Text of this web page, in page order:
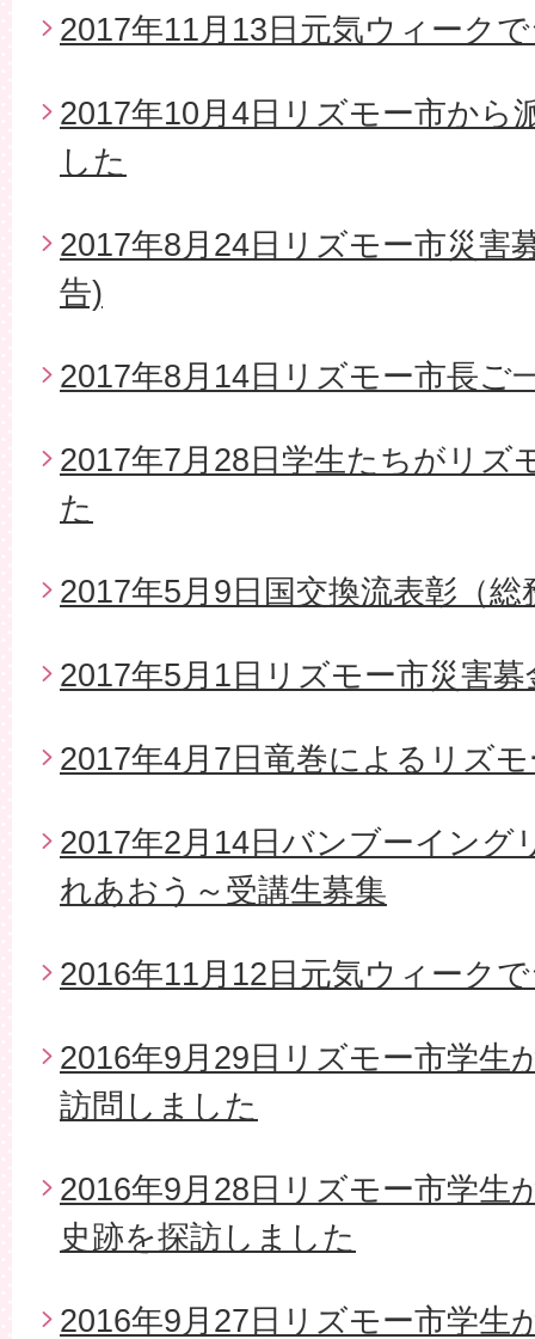
2017年11月13日元気ウィーク
2017年10月4日リズモー市から
した
2017年8月24日リズモー市災害
告)
2017年8月14日リズモー市長ご
2017年7月28日学生たちがリズ
た
2017年5月9日国交換流表彰（総
2017年5月1日リズモー市災害
2017年4月7日竜巻によるリズ
2017年2月14日バンブーイング
れあおう～受講生募集
2016年11月12日元気ウィーク
2016年9月29日リズモー市学生
訪問しました
2016年9月28日リズモー市学生
史跡を探訪しました
2016年9月27日リズモー市学生